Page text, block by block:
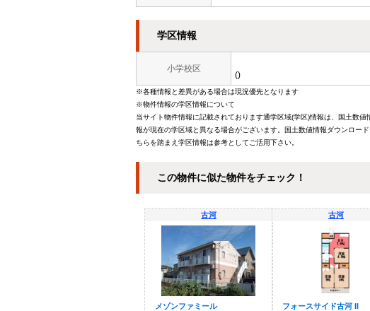
学区情報
小学校区
()
※各種情報と差異がある場合は現況優先となります
※物件情報の学区情報について
当サイト物件情報に記載されております通学区域(学区)情報は、国土数
報が現在の学区域と異なる場合がございます。国土数値情報ダウンロー
ちらを踏まえ学区情報は参考としてご活用下さい。
この物件に似た物件をチェック！
古河
メゾンファミール
古河
フォースサイド古河 II